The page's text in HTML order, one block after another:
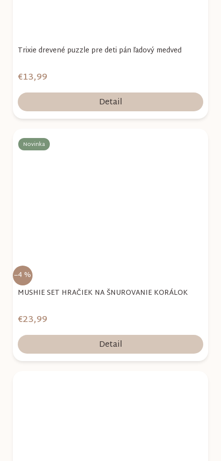
Trixie drevené puzzle pre deti pán ľadový medveď
€13,99
Detail
Novinka
–4 %
MUSHIE SET HRAČIEK NA ŠNUROVANIE KORÁLOK
€23,99
Detail